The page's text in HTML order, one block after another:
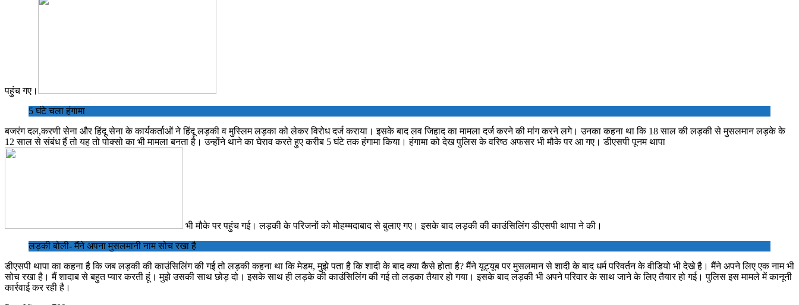
पहुंच गए।
5 घंटे चला हंगामा
बजरंग दल,करणी सेना और हिंदू सेना के कार्यकर्ताओं ने हिंदू लड़की व मुस्लिम लड़का को लेकर विरोध दर्ज कराया। इसके बाद लव जिहाद का मामला दर्ज करने की मांग करने लगे। उनका कहना था कि 18 साल की लड़की से मुसलमान लड़के के
12 साल से संबंध हैं तो यह तो पोक्सो का भी मामला बनता है। उन्होंने थाने का घेराव करते हुए करीब 5 घंटे तक हंगामा किया। हंगामा को देख पुलिस के वरिष्ठ अफसर भी मौके पर आ गए। डीएसपी पूनम थापा
भी मौके पर पहुंच गई। लड़की के परिजनों को मोहम्मदाबाद से बुलाए गए। इसके बाद लड़की की काउंसिलिंग डीएसपी थापा ने की।
लड़की बोली- मैंने अपना मुसलमानी नाम सोच रखा है
डीएसपी थापा का कहना है कि जब लड़की की काउंसिलिंग की गई तो लड़की कहना था कि मेडम, मुझे पता है कि शादी के बाद क्या कैसे होता है? मैंने यूट्यूब पर मुसलमान से शादी के बाद धर्म परिवर्तन के वीडियो भी देखे है। मैंने अपने लिए एक नाम भी
सोच रखा है। मैं शादाब से बहुत प्यार करती हूं। मुझे उसकी साथ छोड़ दो। इसके साथ ही लड़के की काउंसिलिंग की गई तो लड़का तैयार हो गया। इसके बाद लड़की भी अपने परिवार के साथ जाने के लिए तैयार हो गई। पुलिस इस मामले में कानूनी
कार्रवाई कर रही है।